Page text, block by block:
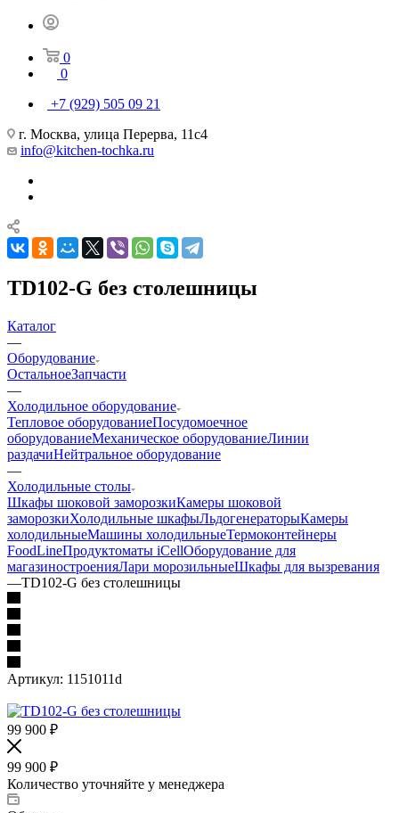
0
0
+7 (929) 505 09 21
г. Москва, улица Перерва, 11с4
info@kitchen-tochka.ru
TD102-G без столешницы
Каталог
—
Оборудование
ОстальноеЗапчасти
—
Холодильное оборудование
Тепловое оборудованиеПосудомоечное
оборудованиеМеханическое оборудованиеЛинии
раздачиНейтральное оборудование
—
Холодильные столы
Шкафы шоковой заморозкиКамеры шоковой
заморозкиХолодильные шкафыЛьдогенераторыКамеры
холодильныеМашины холодильныеТермоконтейнеры
FoodLineПродуктоматы iCellОборудование для
магазиностроенияЛари морозильныеШкафы для вызревания
—TD102-G без столешницы
Артикул: 1151011d
99 900 ₽
99 900 ₽
Количество уточняйте у менеджера